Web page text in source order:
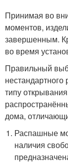
Принимая во
моментов,
завершенным.
во время
Правильный
типу
дома,
Распашные
наличия